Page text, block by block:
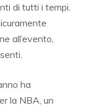
di tutti i tempi.
all’evento,
ha
la NBA, un